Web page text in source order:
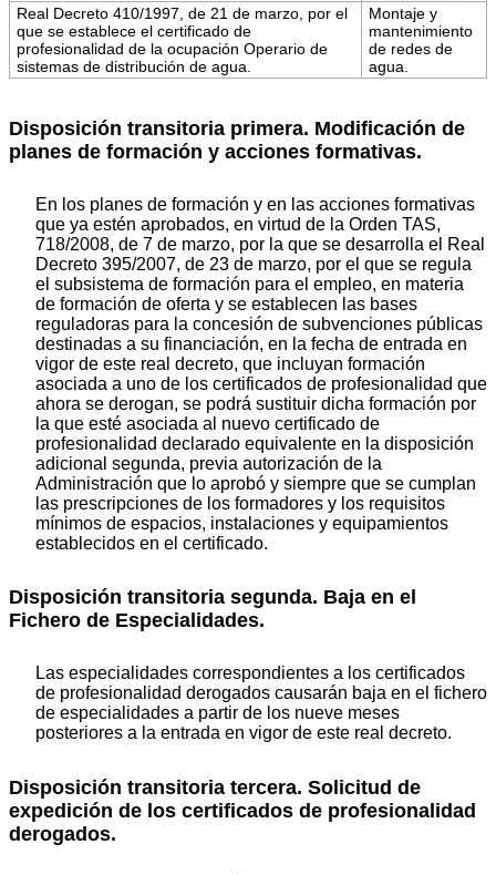
Real Decreto 410/1997, de 21 de marzo, por el
que se establece el certificado de
profesionalidad de la ocupación Operario de
sistemas de distribución de agua.
Montaje y
mantenimiento
de redes de
agua.
Disposición transitoria primera. Modificación de
planes de formación y acciones formativas.
En los planes de formación y en las acciones formativas
que ya estén aprobados, en virtud de la Orden TAS,
718/2008, de 7 de marzo, por la que se desarrolla el Real
Decreto 395/2007, de 23 de marzo, por el que se regula
el subsistema de formación para el empleo, en materia
de formación de oferta y se establecen las bases
reguladoras para la concesión de subvenciones públicas
destinadas a su financiación, en la fecha de entrada en
vigor de este real decreto, que incluyan formación
asociada a uno de los certificados de profesionalidad que
ahora se derogan, se podrá sustituir dicha formación por
la que esté asociada al nuevo certificado de
profesionalidad declarado equivalente en la disposición
adicional segunda, previa autorización de la
Administración que lo aprobó y siempre que se cumplan
las prescripciones de los formadores y los requisitos
mínimos de espacios, instalaciones y equipamientos
establecidos en el certificado.
Disposición transitoria segunda. Baja en el
Fichero de Especialidades.
Las especialidades correspondientes a los certificados
de profesionalidad derogados causarán baja en el fichero
de especialidades a partir de los nueve meses
posteriores a la entrada en vigor de este real decreto.
Disposición transitoria tercera. Solicitud de
expedición de los certificados de profesionalidad
derogados.